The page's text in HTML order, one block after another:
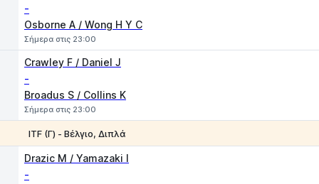
-
Osborne A / Wong H Y C
Σήμερα στις 23:00
Crawley F / Daniel J
-
Broadus S / Collins K
Σήμερα στις 23:00
ITF (Γ) - Βέλγιο, Διπλά
Drazic M / Yamazaki I
-